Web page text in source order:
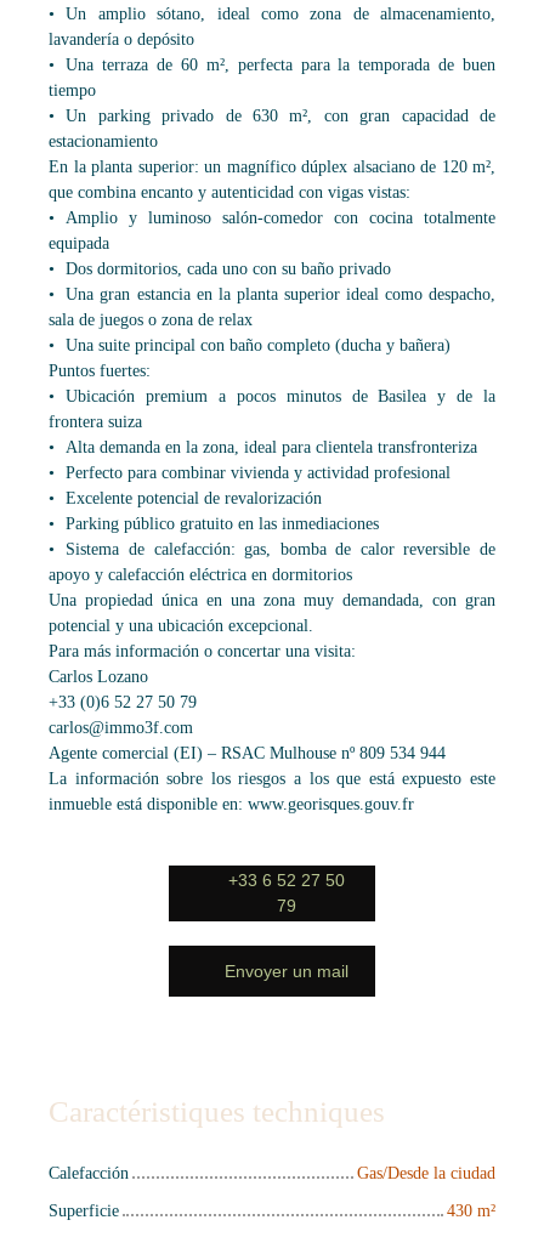
Un amplio sótano, ideal como zona de almacenamiento,
lavandería o depósito
Una terraza de 60 m², perfecta para la temporada de buen
tiempo
Un parking privado de 630 m², con gran capacidad de
estacionamiento
En la planta superior: un magnífico dúplex alsaciano de 120 m²,
que combina encanto y autenticidad con vigas vistas:
Amplio y luminoso salón-comedor con cocina totalmente
equipada
Dos dormitorios, cada uno con su baño privado
Una gran estancia en la planta superior ideal como despacho,
sala de juegos o zona de relax
Una suite principal con baño completo (ducha y bañera)
Puntos fuertes:
Ubicación premium a pocos minutos de Basilea y de la
frontera suiza
Alta demanda en la zona, ideal para clientela transfronteriza
Perfecto para combinar vivienda y actividad profesional
Excelente potencial de revalorización
Parking público gratuito en las inmediaciones
Sistema de calefacción: gas, bomba de calor reversible de
apoyo y calefacción eléctrica en dormitorios
Una propiedad única en una zona muy demandada, con gran
potencial y una ubicación excepcional.
Para más información o concertar una visita:
Carlos Lozano
+33 (0)6 52 27 50 79
carlos@immo3f.com
Agente comercial (EI) – RSAC Mulhouse nº 809 534 944
La información sobre los riesgos a los que está expuesto este
inmueble está disponible en: www.georisques.gouv.fr
+33 6 52 27 50
79
Envoyer un mail
Caractéristiques techniques
Calefacción
Gas/Desde la ciudad
Superficie
430 m²